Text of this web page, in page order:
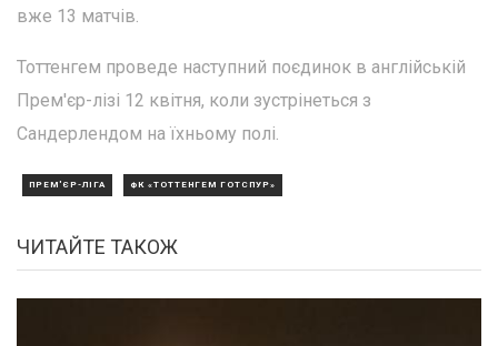
вже 13 матчів.
Тоттенгем проведе наступний поєдинок в англійській
Прем'єр-лізі 12 квітня, коли зустрінеться з
Сандерлендом на їхньому полі.
ПРЕМ'ЄР-ЛІГА ФК «ТОТТЕНГЕМ ГОТСПУР»
ЧИТАЙТЕ ТАКОЖ